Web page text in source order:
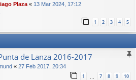
Plaza « 13 Mar 2024, 17:12
1 2 3 4 5
de Lanza 2016-2017
« 27 Feb 2017, 20:34
1 7 8 9 10